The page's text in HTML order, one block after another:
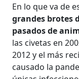
En lo que va de
grandes brotes
pasados de
las civetas en
2012 y el más
causado la